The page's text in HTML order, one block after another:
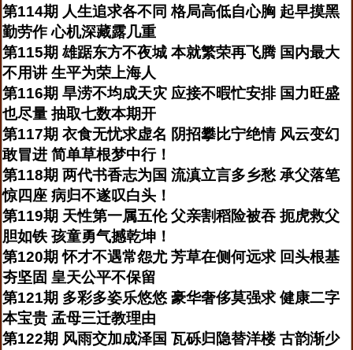
第114期 人生追求各不同 格局高低自心胸 起早摸黑
勤劳作 心机深藏露几重
第115期 雄踞东方不夜城 本就繁荣再飞腾 国内最大
不用讲 生平为荣上海人
第116期 旱涝不均成天灾 应接不暇忙安排 国力旺盛
也尽量 抽取七数本期开
第117期 衣食无忧求虚名 阴招攀比宁绝情 风云变幻
敢冒进 简单草根梦中行！
第118期 两代书香志为国 流滇立言多乡愁 承父落笔
惊四座 病归不遂叹白头！
第119期 天性第一属五伦 父亲割稻险被吞 扼虎救父
胆如铁 孩童勇气撼乾坤！
第120期 怀才不遇常怨尤 芳草在侧何远求 回头根基
夯坚固 皇天公平不保留
第121期 多彩多姿乐悠悠 豪华奢侈莫强求 健康二字
本宝贵 孟母三迁教理由
第122期 风雨交加成泽国 瓦砾归隐替洋楼 古韵渐少